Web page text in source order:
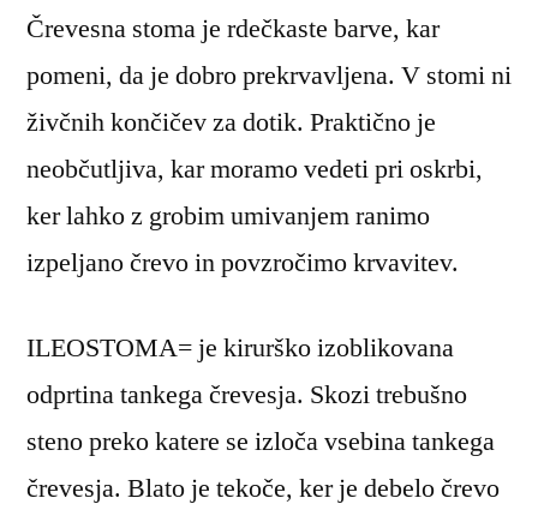
Črevesna stoma je rdečkaste barve, kar
pomeni, da je dobro prekrvavljena. V stomi ni
živčnih končičev za dotik. Praktično je
neobčutljiva, kar moramo vedeti pri oskrbi,
ker lahko z grobim umivanjem ranimo
izpeljano črevo in povzročimo krvavitev.
ILEOSTOMA= je kirurško izoblikovana
odprtina tankega črevesja. Skozi trebušno
steno preko katere se izloča vsebina tankega
črevesja. Blato je tekoče, ker je debelo črevo